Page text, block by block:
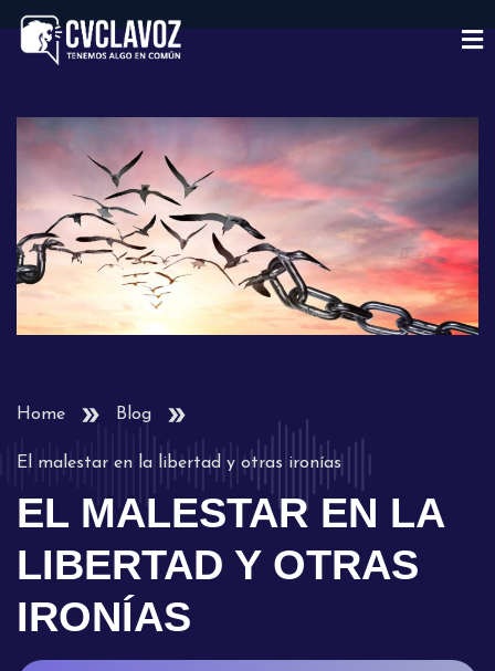
Home Blog
El malestar en la libertad y otras ironías
EL MALESTAR EN LA
LIBERTAD Y OTRAS
IRONÍAS